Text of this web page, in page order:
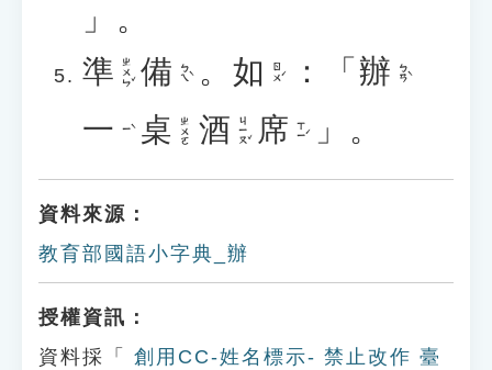
」。
準 ㄓㄨㄣˇ 備 ㄅㄟˋ 。 如 ㄖㄨˊ ：「 辦 ㄅㄢˋ
一 ㄧˋ 桌 ㄓㄨㄛ 酒 ㄐㄧㄡˇ 席 ㄒㄧˊ 」。
資料來源：
教育部國語小字典_辦
授權資訊：
資料採「
創用CC-姓名標示- 禁止改作 臺